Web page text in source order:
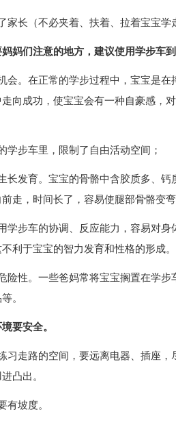
家长（不必夹着、扶着、拉着宝宝学
妈们注意的地方，建议使用学步车到
会。在正常的学步过程中，宝宝是
向成功，使宝宝会有一种自豪感，
学步车里，限制了自由活动空间；
长发育。宝宝的骨骼中含胶质多、钙
走，时间长了，容易使腿部骨骼变弯
学步车的协调、反应能力，容易对身
利于宝宝的智力发育和性格的形成。
险性。一些爸妈常将宝宝搁置在学
。
要安全。
习走路的空间，要远离电器、插座
凸出。
有坡度。